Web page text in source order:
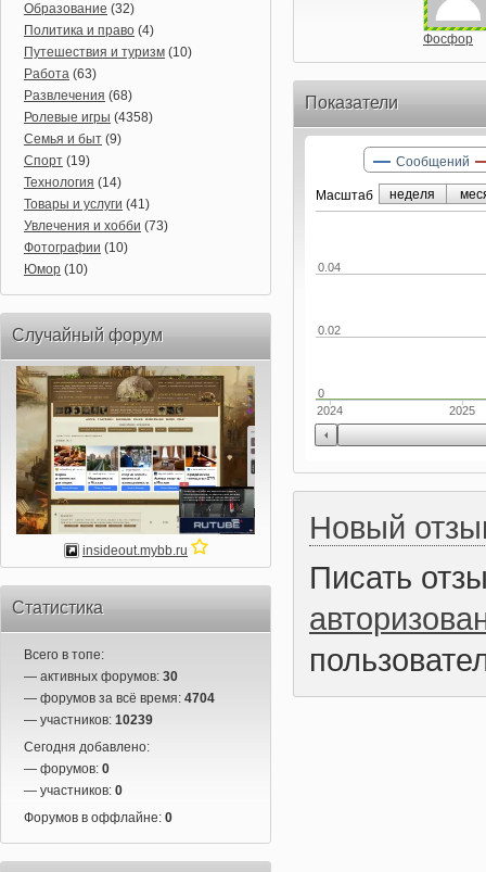
Образование (32)
Политика и право (4)
Путешествия и туризм (10)
Работа (63)
Развлечения (68)
Ролевые игры (4358)
Семья и быт (9)
Спорт (19)
Технология (14)
Товары и услуги (41)
Увлечения и хобби (73)
Фотографии (10)
Юмор (10)
Случайный форум
insideout.mybb.ru
Статистика
Всего в топе:
— активных форумов: 30
— форумов за всё время: 4704
— участников: 10239
Сегодня добавлено:
— форумов: 0
— участников: 0
Форумов в оффлайне: 0
Фосфор
Показатели
Маcштаб
2024 2025
0
0.02
0.04
Сообщений
неделя
Новый
Писать